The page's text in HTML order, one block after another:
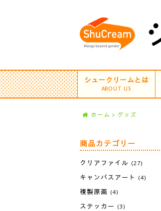
シュークリームとは
ABOUT US
ホーム グッズ
商品カテゴリー
クリアファイル (27)
キャンバスアート (4)
複製原画 (4)
ステッカー (3)